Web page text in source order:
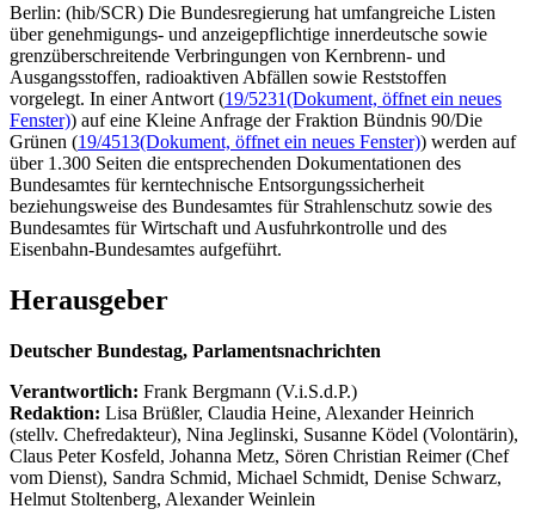
Berlin: (hib/SCR) Die Bundesregierung hat umfangreiche Listen
über genehmigungs- und anzeigepflichtige innerdeutsche sowie
grenzüberschreitende Verbringungen von Kernbrenn- und
Ausgangsstoffen, radioaktiven Abfällen sowie Reststoffen
vorgelegt. In einer Antwort (19/5231(Dokument, öffnet ein neues
Fenster)) auf eine Kleine Anfrage der Fraktion Bündnis 90/Die
Grünen (19/4513(Dokument, öffnet ein neues Fenster)) werden auf
über 1.300 Seiten die entsprechenden Dokumentationen des
Bundesamtes für kerntechnische Entsorgungssicherheit
beziehungsweise des Bundesamtes für Strahlenschutz sowie des
Bundesamtes für Wirtschaft und Ausfuhrkontrolle und des
Eisenbahn-Bundesamtes aufgeführt.
Herausgeber
Deutscher Bundestag, Parlamentsnachrichten
Verantwortlich: Frank Bergmann (V.i.S.d.P.)
Redaktion: Lisa Brüßler, Claudia Heine, Alexander Heinrich
(stellv. Chefredakteur), Nina Jeglinski, Susanne Ködel (Volontärin),
Claus Peter Kosfeld, Johanna Metz, Sören Christian Reimer (Chef
vom Dienst), Sandra Schmid, Michael Schmidt, Denise Schwarz,
Helmut Stoltenberg, Alexander Weinlein